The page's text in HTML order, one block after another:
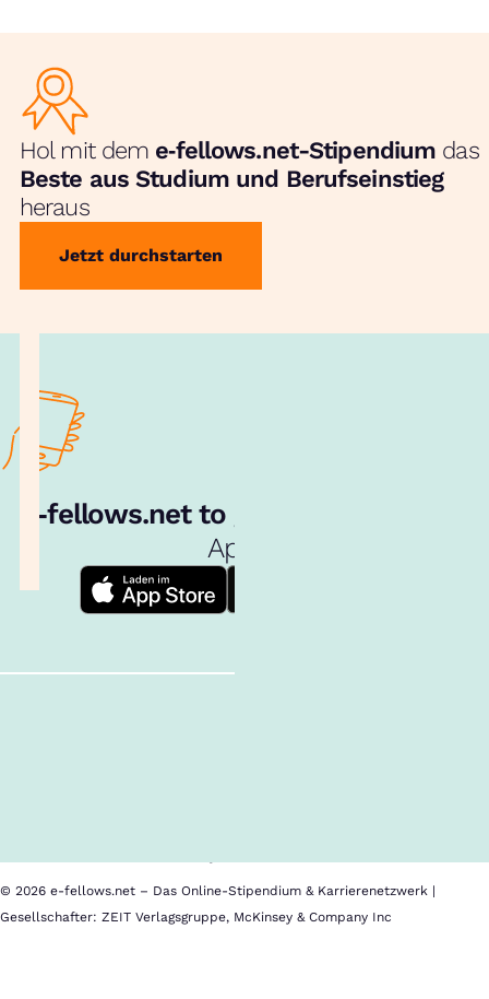
Hol mit dem e‑fellows.net-Stipendium das
Beste aus Studium und Berufseinstieg
heraus
Jetzt durchstarten
e‑fellows.net to go:
App!
© 2026 e-fellows.net – Das Online-Stipendium & Karrierenetzwerk |
Gesellschafter: ZEIT Verlagsgruppe, McKinsey & Company Inc